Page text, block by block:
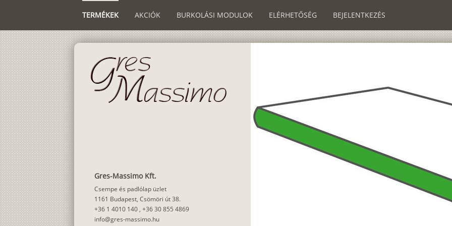
TERMÉKEK AKCIÓK BURKOLÁSI MODULOK ELÉRHETŐSÉG BEJELENTKEZÉS
Gres-Massimo Kft.
Csempe és padlólap üzlet
1161 Budapest, Csömöri út 38.
+36 1 4010 140 , +36 30 855 4869
info@gres-massimo.hu